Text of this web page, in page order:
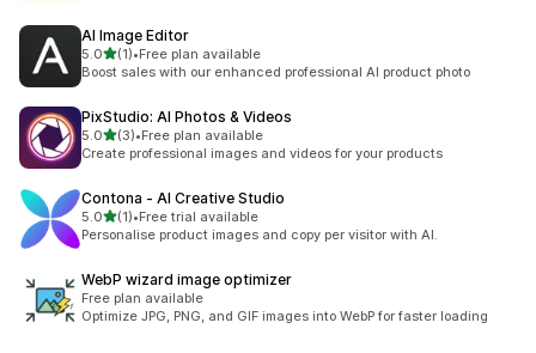
AI Image Editor
5.0เต็ม 5 ดาว
(1)
ทั้งหมด 1 รีวิว
•Free plan available
Boost sales with our enhanced professional AI product photo
PixStudio: AI Photos & Videos
5.0เต็ม 5 ดาว
(3)
ทั้งหมด 3 รีวิว
•Free plan available
Create professional images and videos for your products
Contona ‑ AI Creative Studio
5.0เต็ม 5 ดาว
(1)
ทั้งหมด 1 รีวิว
•Free trial available
Personalise product images and copy per visitor with AI.
WebP wizard image optimizer
Free plan available
Optimize JPG, PNG, and GIF images into WebP for faster loading